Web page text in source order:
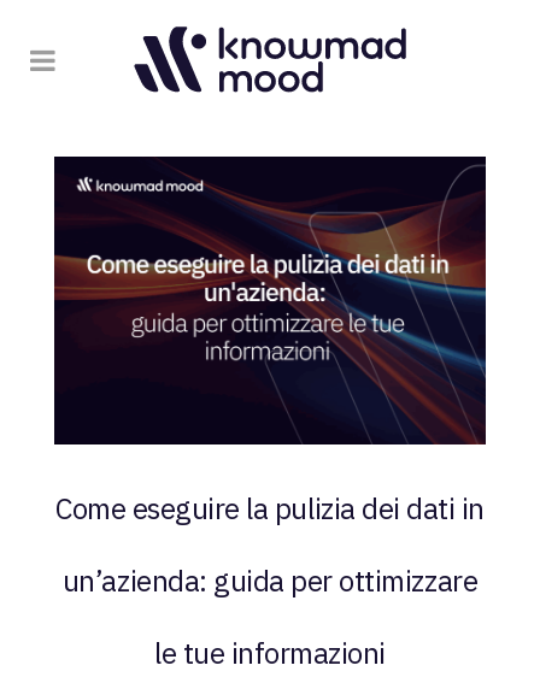
Come eseguire la pulizia dei dati in
un’azienda: guida per ottimizzare
le tue informazioni